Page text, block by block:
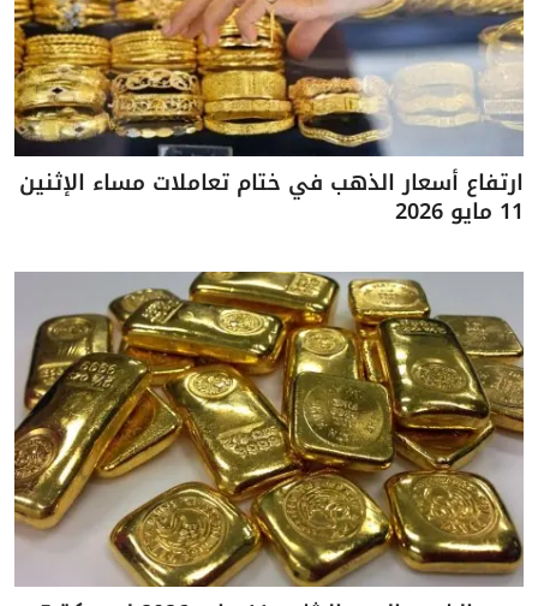
ارتفاع أسعار الذهب في ختام تعاملات مساء الإثنين
11 مايو 2026